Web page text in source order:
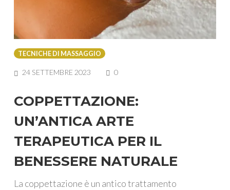
TECNICHE DI MASSAGGIO
24 SETTEMBRE 2023 0COMMENTS
COPPETTAZIONE:
UN’ANTICA ARTE
TERAPEUTICA PER IL
BENESSERE NATURALE
La coppettazione è un antico trattamento